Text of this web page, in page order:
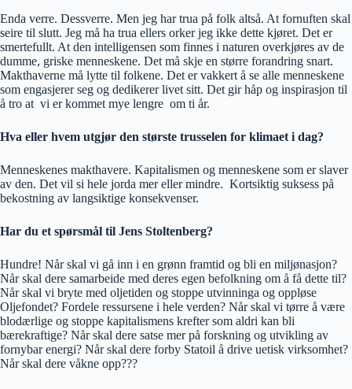
Enda verre. Dessverre. Men jeg har trua på folk altså. At fornuften skal
seire til slutt. Jeg må ha trua ellers orker jeg ikke dette kjøret. Det er
smertefullt. At den intelligensen som finnes i naturen overkjøres av de
dumme, griske menneskene. Det må skje en større forandring snart.
Makthaverne må lytte til folkene. Det er vakkert å se alle menneskene
som engasjerer seg og dedikerer livet sitt. Det gir håp og inspirasjon til
å tro at vi er kommet mye lengre om ti år.
Hva eller hvem utgjør den største trusselen for klimaet i dag?
Menneskenes makthavere. Kapitalismen og menneskene som er slaver
av den. Det vil si hele jorda mer eller mindre. Kortsiktig suksess på
bekostning av langsiktige konsekvenser.
Har du et spørsmål til Jens Stoltenberg?
Hundre! Når skal vi gå inn i en grønn framtid og bli en miljønasjon?
Når skal dere samarbeide med deres egen befolkning om å få dette til?
Når skal vi bryte med oljetiden og stoppe utvinninga og oppløse
Oljefondet? Fordele ressursene i hele verden? Når skal vi tørre å være
blodærlige og stoppe kapitalismens krefter som aldri kan bli
bærekraftige? Når skal dere satse mer på forskning og utvikling av
fornybar energi? Når skal dere forby Statoil å drive uetisk virksomhet?
Når skal dere våkne opp???